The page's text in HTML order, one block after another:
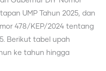
UMP Tahun 2025, dan
478/KEP/2024 tentang
Berikut tabel upah
ke tahun hingga